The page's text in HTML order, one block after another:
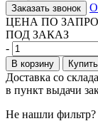
Заказать звонок
ЦЕНА ПО
ПОД ЗАКАЗ
-
В корзину
Доставка со склада
в пункт выдачи
Не нашли фильтр?